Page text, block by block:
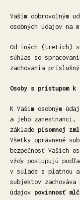
Vaším dobrovoľným
osobných údajov na
Od iných (tretích)
súhlas so
zachovania
Osoby s prístupom k
K Vašim osobným
a jeho
základe písomnej
Všetky oprávnené
bezpečnosť Vašich
vždy postupujú
v súlade s platnou
subjektov
údajov povinnosť